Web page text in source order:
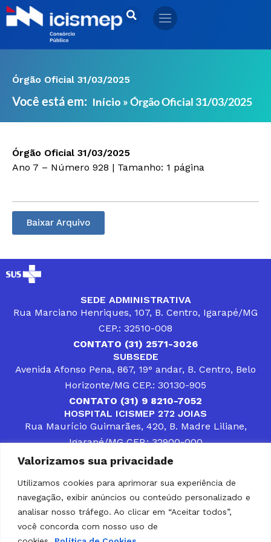
Valorizamos sua privacidade
Utilizamos cookies para aprimorar sua experiência de
navegação, exibir anúncios ou conteúdo personalizado e
analisar nosso tráfego. Ao clicar em “Aceitar todos”,
você concorda com nosso uso de
Ir
para
Órgão Oficial 31/03/2025
Você está em: Início »Órgão Oficial 31/03/2025
Órgão Oficial 31/03/2025
Ano 7 – Número 928 | Tamanho: 1 página
Baixar Arquivo
SEDE ADMINISTRATIVA
Rua Marciano Henriques, 107, B. Centro, Igarapé/MG
CEP.: 32510-008
CONTATO (31) 2571-3026
SUBSEDE
Avenida Afonso Pena, 867, 19° andar, B. Centro, Belo
Horizonte/MG CEP.: 30130-905
CONTATO (31) 9 8210-7052
HOSPITAL ICISMEP 272 JOIAS
Rua Maurício Guimarães, 420, B. Madre Liliane,
Igarapé/MG CEP.: 32900-000
CONTATOS (31) 3512-4400 ou (31) 9 8309-8660
DESENVOLVER SOLUÇÕES, AÇÕES E SERVIÇOS
PÚBLICOS QUE COMPLEMENTEM A ASSISTÊNCIA À
POPULAÇÃO DA REGIÃO EM QUE ATUA, SENDO
PARCEIRO DOS MUNICÍPIOS CONSORCIADOS NA
SOLUÇÃO DE DIFICULDADES ENFRENTADAS POR
GESTORES MUNICIPAIS, É O COMPROMISSO DO
ICISMEP.